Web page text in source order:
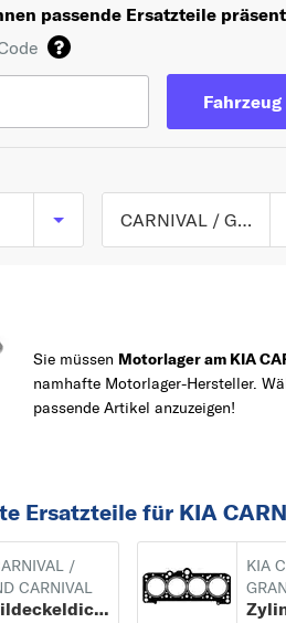
passende Ersatzteile
CARNIVAL / GRAND CARNIVAL
CEE D
RIO
CARENS
CARNIVAL
CARNIVAL / GRAND
CARNIVAL
Sie müssen Motorlager am KIA
namhafte Motorlager-Hersteller.
passende Artikel anzuzeigen!
Ersatzteile für KIA
/
CARNIVAL
Ventildeckeldichtung
KIA